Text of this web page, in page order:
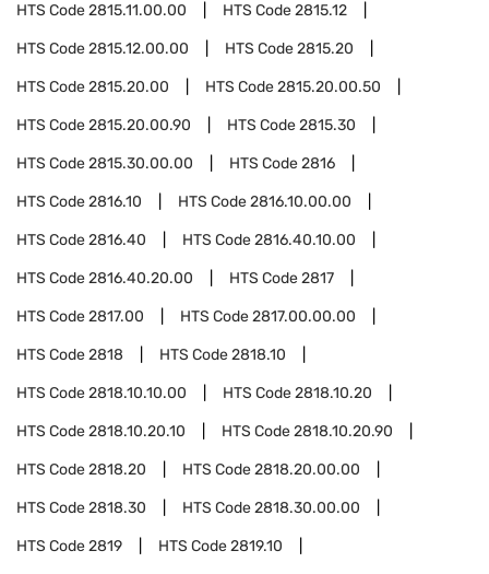
HTS Code2815.11.00.00 HTS Code2815.12
HTS Code2815.12.00.00 HTS Code2815.20
HTS Code2815.20.00 HTS Code2815.20.00.50
HTS Code2815.20.00.90 HTS Code2815.30
HTS Code2815.30.00.00 HTS Code2816
HTS Code2816.10 HTS Code2816.10.00.00
HTS Code2816.40 HTS Code2816.40.10.00
HTS Code2816.40.20.00 HTS Code2817
HTS Code2817.00 HTS Code2817.00.00.00
HTS Code2818 HTS Code2818.10
HTS Code2818.10.10.00 HTS Code2818.10.20
HTS Code2818.10.20.10 HTS Code2818.10.20.90
HTS Code2818.20 HTS Code2818.20.00.00
HTS Code2818.30 HTS Code2818.30.00.00
HTS Code2819 HTS Code2819.10